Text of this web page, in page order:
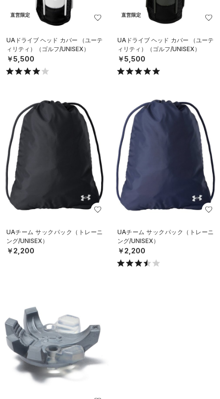
直営限定
UAドライブ ヘッド カバー （ユーテ
ィリティ）（ゴルフ/UNISEX）
￥5,500
直営限定
UAドライブ ヘッド カバー （ユーテ
ィリティ）（ゴルフ/UNISEX）
￥5,500
UAチーム サックパック（トレーニ
ング/UNISEX）
￥2,200
UAチーム サックパック（トレーニ
ング/UNISEX）
￥2,200